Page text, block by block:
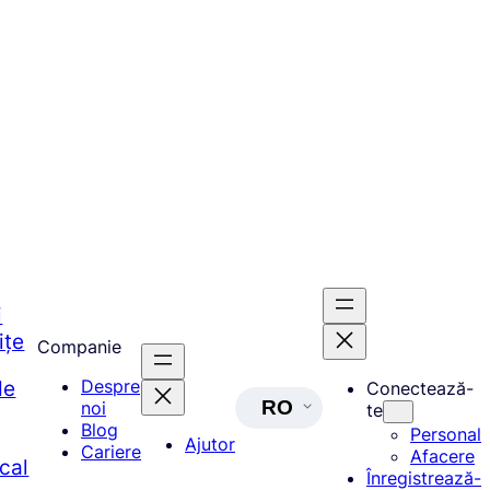
Companie
Despre
noi
Blog
Cariere
Ajutor
RO
Conectează-
te
Personal
Afacere
Înregistrează-